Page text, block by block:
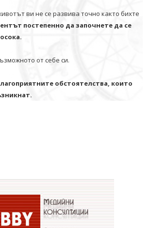
ви не се развива точно както бихте
постепенно да започнете да се
от себе си.
обстоятелства, които